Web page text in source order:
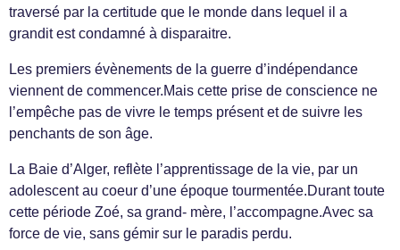
traversé par la certitude que le monde dans lequel il a
grandit est condamné à disparaitre.
Les premiers évènements de la guerre d’indépendance
viennent de commencer.Mais cette prise de conscience ne
l’empêche pas de vivre le temps présent et de suivre les
penchants de son âge.
La Baie d’Alger, reflète l’apprentissage de la vie, par un
adolescent au coeur d’une époque tourmentée.Durant toute
cette période Zoé, sa grand- mère, l’accompagne.Avec sa
force de vie, sans gémir sur le paradis perdu.